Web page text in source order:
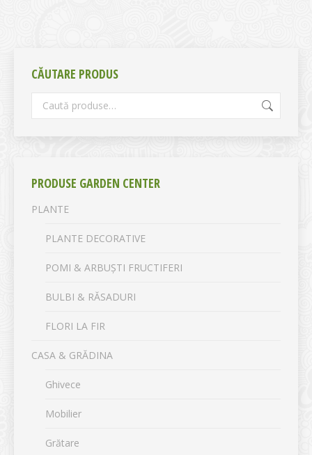
CĂUTARE PRODUS
PRODUSE GARDEN CENTER
PLANTE
PLANTE DECORATIVE
POMI & ARBUȘTI FRUCTIFERI
BULBI & RĂSADURI
FLORI LA FIR
CASA & GRĂDINA
Ghivece
Mobilier
Grătare